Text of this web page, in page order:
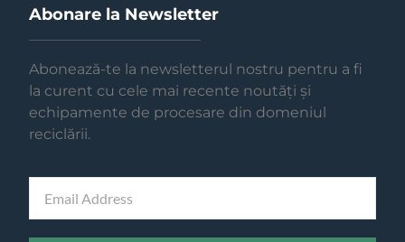
Abonare la Newsletter
Abonează-te la newsletterul nostru pentru a fi
la curent cu cele mai recente noutăți și
echipamente de procesare din domeniul
reciclării.